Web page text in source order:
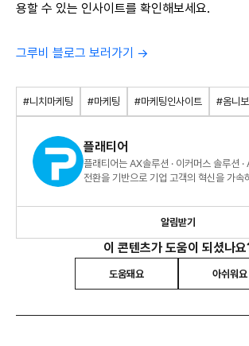
용할 수 있는 인사이트를 확인해보세요.
그루비 블로그 보러가기 →
#니치마케팅 #마케팅 #마케팅인사이트 #옴니
플래티어
플래티어는 AX솔루션 · 이커머스 솔루션 ·
전환을 기반으로 기업 고객의 혁신을 가속
알림받기
이 콘텐츠가 도움이 되셨나
도움돼요 아쉬워요